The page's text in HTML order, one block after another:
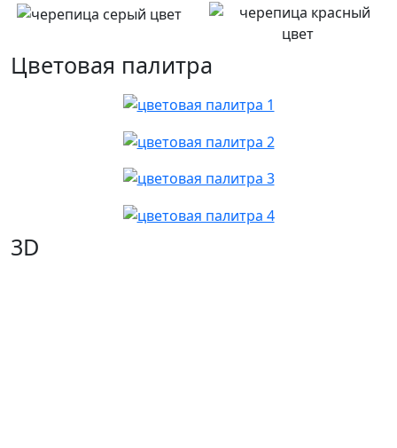
Цветовая палитра
3D